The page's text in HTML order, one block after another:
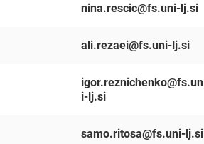
nina.rescic@fs.uni-lj.si
ali.rezaei@fs.uni-lj.si
igor.reznichenko@fs.un
i-lj.si
samo.ritosa@fs.uni-lj.si